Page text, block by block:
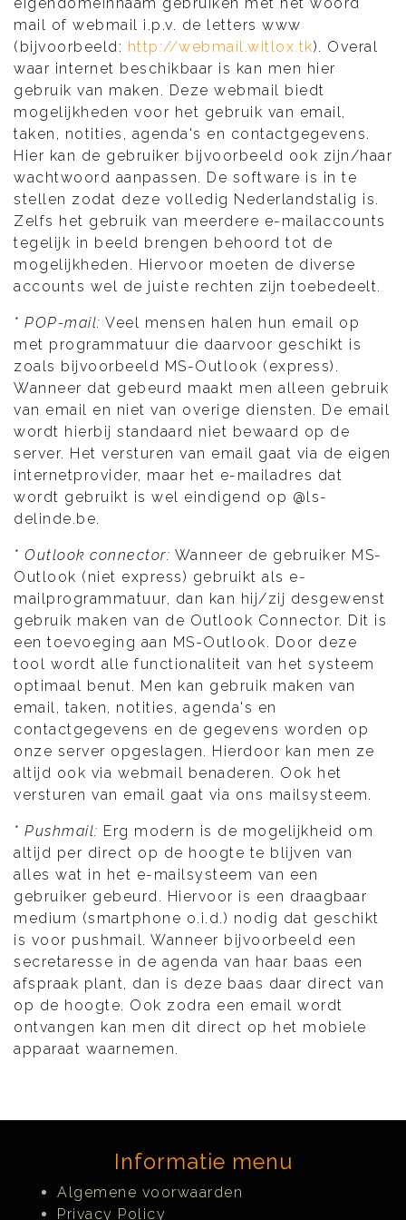
mail of webmail i.p.v. de letters www
(bijvoorbeeld: http://webmail.witlox.tk). Overal
waar internet beschikbaar is kan men hier
gebruik van maken. Deze webmail biedt
mogelijkheden voor het gebruik van email,
taken, notities, agenda's en contactgegevens.
Hier kan de gebruiker bijvoorbeeld ook zijn/haar
wachtwoord aanpassen. De software is in te
stellen zodat deze volledig Nederlandstalig is.
Zelfs het gebruik van meerdere e-mailaccounts
tegelijk in beeld brengen behoord tot de
mogelijkheden. Hiervoor moeten de diverse
accounts wel de juiste rechten zijn toebedeelt.
* POP-mail: Veel mensen halen hun email op
met programmatuur die daarvoor geschikt is
zoals bijvoorbeeld MS-Outlook (express).
Wanneer dat gebeurd maakt men alleen gebruik
van email en niet van overige diensten. De email
wordt hierbij standaard niet bewaard op de
server. Het versturen van email gaat via de eigen
internetprovider, maar het e-mailadres dat
wordt gebruikt is wel eindigend op @ls-
delinde.be.
* Outlook connector: Wanneer de gebruiker MS-
Outlook (niet express) gebruikt als e-
mailprogrammatuur, dan kan hij/zij desgewenst
gebruik maken van de Outlook Connector. Dit is
een toevoeging aan MS-Outlook. Door deze
tool wordt alle functionaliteit van het systeem
optimaal benut. Men kan gebruik maken van
email, taken, notities, agenda's en
contactgegevens en de gegevens worden op
onze server opgeslagen. Hierdoor kan men ze
altijd ook via webmail benaderen. Ook het
versturen van email gaat via ons mailsysteem.
* Pushmail: Erg modern is de mogelijkheid om
altijd per direct op de hoogte te blijven van
alles wat in het e-mailsysteem van een
gebruiker gebeurd. Hiervoor is een draagbaar
medium (smartphone o.i.d.) nodig dat geschikt
is voor pushmail. Wanneer bijvoorbeeld een
secretaresse in de agenda van haar baas een
afspraak plant, dan is deze baas daar direct van
op de hoogte. Ook zodra een email wordt
ontvangen kan men dit direct op het mobiele
apparaat waarnemen.
Informatie menu
Algemene voorwaarden
Privacy Policy